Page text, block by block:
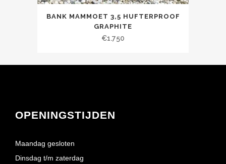
BANK MAMMOET 3,5 HUFTERPROOF
GRAPHITE
€1.750
OPENINGSTIJDEN
Maandag gesloten
Dinsdag t/m zaterdag